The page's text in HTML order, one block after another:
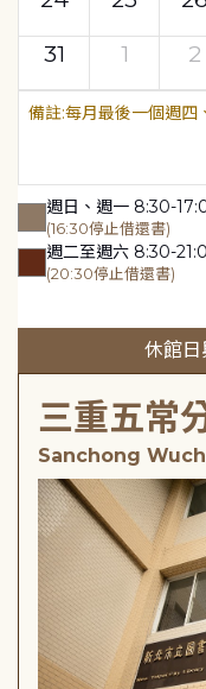
31
1 2
每月最後一個週四
週日、週一 8:30-
(16:30停止借還書)
週二至週六 8:30-
(20:30停止借還書)
休館日
三重五常
Sanchong